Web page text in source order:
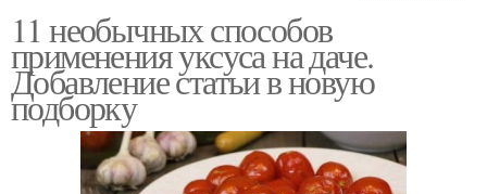
Помидоры на зиму Помидоры с уксусом
11 необычных способов
применения уксуса на даче.
Добавление статьи в новую
подборку